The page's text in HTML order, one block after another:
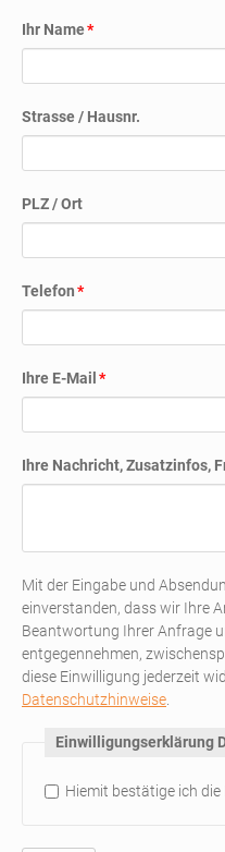
Pflichtfeld
Ihr Name*
Strasse / Hausnr.
PLZ / Ort
Pflichtfeld
Telefon*
Pflichtfeld
Ihre E-Mail *
Ihre Nachricht, Zusatzinfos,
Mit der Eingabe und
einverstanden, dass wir Ihre
Beantwortung Ihrer Anfrage
entgegennehmen,
diese Einwilligung jederzeit
Datenschutzhinweise
Pflichtfeld
Einwilligungserklärung
Hiemit bestätige ich